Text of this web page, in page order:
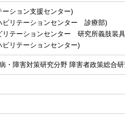
ション支援センター)
リテーションセンター 診療部)
テーションセンター 研究所義肢装
リテーションセンター)
・障害対策研究分野 障害者政策総合